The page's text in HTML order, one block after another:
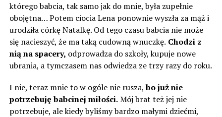
którego babcia, tak samo jak do mnie, była zupełnie
obojętna… Potem ciocia Lena ponownie wyszła za mąż i
urodziła córkę Natalkę. Od tego czasu babcia nie może
się nacieszyć, że ma taką cudowną wnuczkę. Chodzi z
nią na spacery, odprowadza do szkoły, kupuje nowe
ubrania, a tymczasem nas odwiedza ze trzy razy do roku.
I nie, teraz mnie to w ogóle nie rusza,bo już nie
potrzebuję babcinej miłości.Mój brat też jej nie
potrzebuje, ale kiedy byliśmy bardzo małymi dziećmi,